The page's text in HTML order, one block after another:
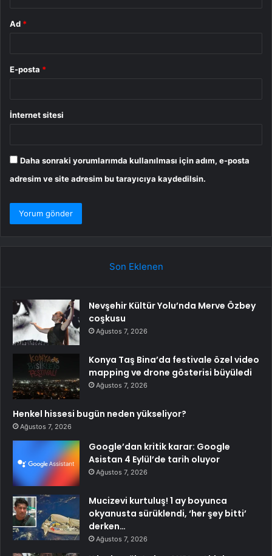
Ad *
E-posta *
İnternet sitesi
Daha sonraki yorumlarımda kullanılması için adım, e-posta
adresim ve site adresim bu tarayıcıya kaydedilsin.
Son Eklenen
Nevşehir Kültür Yolu’nda Merve Özbey
coşkusu
Ağustos 7, 2026
Konya Taş Bina’da festivale özel video
mapping ve drone gösterisi büyüledi
Ağustos 7, 2026
Henkel hissesi bugün neden yükseliyor?
Ağustos 7, 2026
Google’dan kritik karar: Google
Asistan 4 Eylül’de tarih oluyor
Ağustos 7, 2026
Mucizevi kurtuluş! 1 ay boyunca
okyanusta sürüklendi, ‘her şey bitti’
derken…
Ağustos 7, 2026